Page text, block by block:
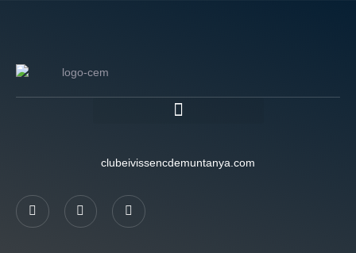
clubeivissencdemuntanya.com